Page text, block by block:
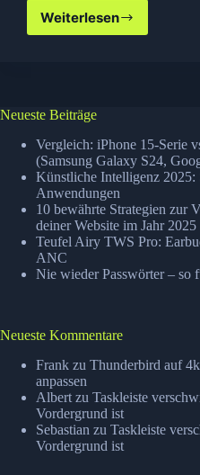
Weiterlesen
Neue
G3
Neueste Beiträge
Vergleich: iPhone 15-Serie
(Samsung Galaxy S24,
Künstliche Intelligenz 2025:
Anwendungen
10 bewährte Strategien zur
deiner Website im Jahr 2025
Teufel Airy TWS Pro:
ANC
Nie wieder Passwörter – so
Neueste Kommentare
Frank zu Thunderbird auf
anpassen
Albert zu Taskleiste
Vordergrund ist
Sebastian zu Taskleiste
Vordergrund ist